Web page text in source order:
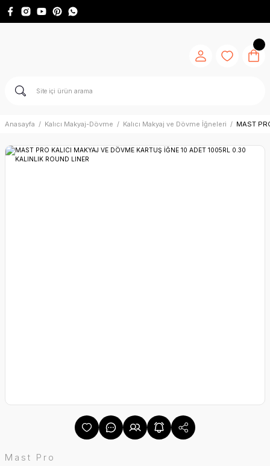
Anasayfa Kalıcı Makyaj-Dövme Kalıcı Makyaj ve Dövme İğneleri MAST
Mast Pro